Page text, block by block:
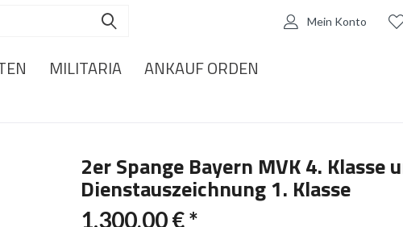
Mein Konto
MILITARIA ANKAUF ORDEN
2er Spange Bayern MVK 4. Klasse
Dienstauszeichnung 1. Klasse
1.300,00 € *